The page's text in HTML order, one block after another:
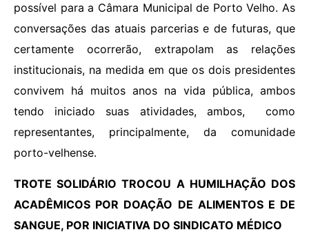
possível para a Câmara Municipal de Porto Velho. As
conversações das atuais parcerias e de futuras, que
certamente ocorrerão, extrapolam as relações
institucionais, na medida em que os dois presidentes
convivem há muitos anos na vida pública, ambos
tendo iniciado suas atividades, ambos, como
representantes, principalmente, da comunidade
porto-velhense.
TROTE SOLIDÁRIO TROCOU A HUMILHAÇÃO DOS
ACADÊMICOS POR DOAÇÃO DE ALIMENTOS E DE
SANGUE, POR INICIATIVA DO SINDICATO MÉDICO